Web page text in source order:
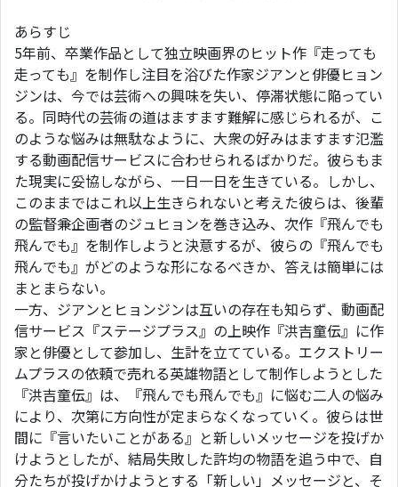
あらすじ
5年前、卒業作品として独立映画界のヒット作『走っても
走っても』を制作し注目を浴びた作家ジアンと俳優ヒョン
ジンは、今では芸術への興味を失い、停滞状態に陥ってい
る。同時代の芸術の道はますます難解に感じられるが、こ
のような悩みは無駄なように、大衆の好みはますます氾濫
する動画配信サービスに合わせられるばかりだ。彼らもま
た現実に妥協しながら、一日一日を生きている。しかし、
このままではこれ以上生きられないと考えた彼らは、後輩
の監督兼企画者のジュヒョンを巻き込み、次作『飛んでも
飛んでも』を制作しようと決意するが、彼らの『飛んでも
飛んでも』がどのような形になるべきか、答えは簡単には
まとまらない。
一方、ジアンとヒョンジンは互いの存在も知らず、動画配
信サービス『ステージプラス』の上映作『洪吉童伝』に作
家と俳優として参加し、生計を立てている。エクストリー
ムプラスの依頼で売れる英雄物語として制作しようとした
『洪吉童伝』は、『飛んでも飛んでも』に悩む二人の悩み
により、次第に方向性が定まらなくなっていく。彼らは世
間に『言いたいことがある』と新しいメッセージを投げか
けようとしたが、結局失敗した許均の物語を追う中で、自
分たちが投げかけようとする「新しい」メッセージと、そ